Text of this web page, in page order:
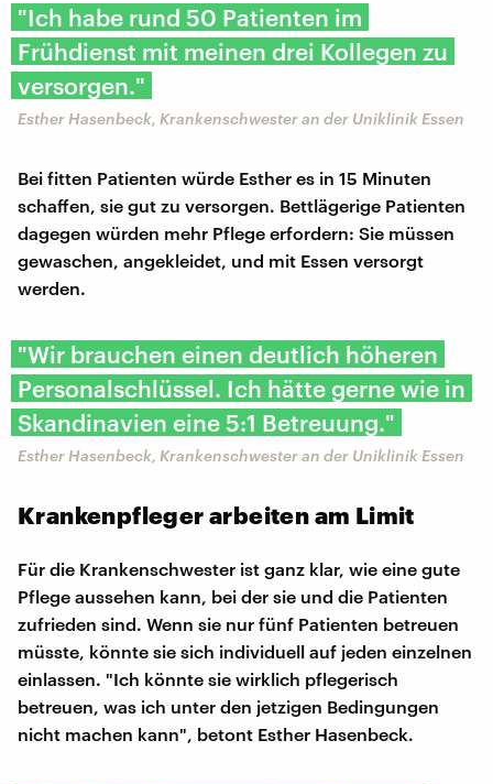
"Ich habe rund 50 Patienten im
Frühdienst mit meinen drei Kollegen zu
versorgen."
Esther Hasenbeck, Krankenschwester an der Uniklinik Essen
Bei fitten Patienten würde Esther es in 15 Minuten
schaffen, sie gut zu versorgen. Bettlägerige Patienten
dagegen würden mehr Pflege erfordern: Sie müssen
gewaschen, angekleidet, und mit Essen versorgt
werden.
"Wir brauchen einen deutlich höheren
Personalschlüssel. Ich hätte gerne wie in
Skandinavien eine 5:1 Betreuung."
Esther Hasenbeck, Krankenschwester an der Uniklinik Essen
Krankenpfleger arbeiten am Limit
Für die Krankenschwester ist ganz klar, wie eine gute
Pflege aussehen kann, bei der sie und die Patienten
zufrieden sind. Wenn sie nur fünf Patienten betreuen
müsste, könnte sie sich individuell auf jeden einzelnen
einlassen. "Ich könnte sie wirklich pflegerisch
betreuen, was ich unter den jetzigen Bedingungen
nicht machen kann", betont Esther Hasenbeck.